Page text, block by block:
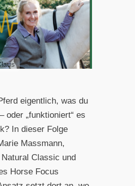
eigentlich, was du
oder „funktioniert“ es
In dieser Folge
Massmann,
Classic und
Horse Focus